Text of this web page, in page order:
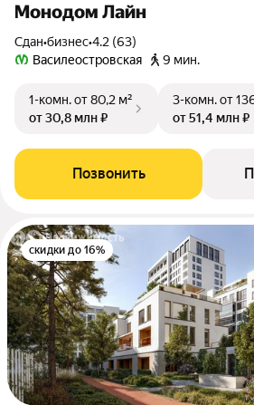
Монодом Лайн
Сдан•бизнес•4.2 (63)
Василеостровская
9 мин.
1-комн.от 80,2 м²
от 30,8 млн ₽
3-комн.от
от 51,4 млн ₽
Позвонить
скидки до 16%